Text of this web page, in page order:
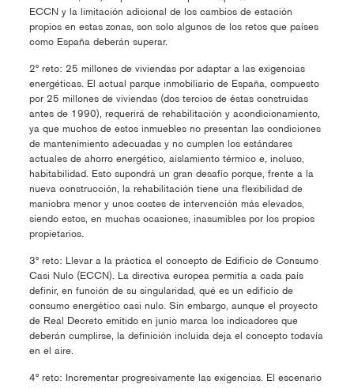
ECCN y la limitación adicional de los cambios de estación
propios en estas zonas, son solo algunos de los retos que países
como España deberán superar.
2º reto: 25 millones de viviendas por adaptar a las exigencias
energéticas. El actual parque inmobiliario de España, compuesto
por 25 millones de viviendas (dos tercios de éstas construidas
antes de 1990), requerirá de rehabilitación y acondicionamiento,
ya que muchos de estos inmuebles no presentan las condiciones
de mantenimiento adecuadas y no cumplen los estándares
actuales de ahorro energético, aislamiento térmico e, incluso,
habitabilidad. Esto supondrá un gran desafío porque, frente a la
nueva construcción, la rehabilitación tiene una flexibilidad de
maniobra menor y unos costes de intervención más elevados,
siendo estos, en muchas ocasiones, inasumibles por los propios
propietarios.
3º reto: Llevar a la práctica el concepto de Edificio de Consumo
Casi Nulo (ECCN). La directiva europea permitía a cada país
definir, en función de su singularidad, qué es un edificio de
consumo energético casi nulo. Sin embargo, aunque el proyecto
de Real Decreto emitido en junio marca los indicadores que
deberán cumplirse, la definición incluida deja el concepto todavía
en el aire.
4º reto: Incrementar progresivamente las exigencias. El escenario